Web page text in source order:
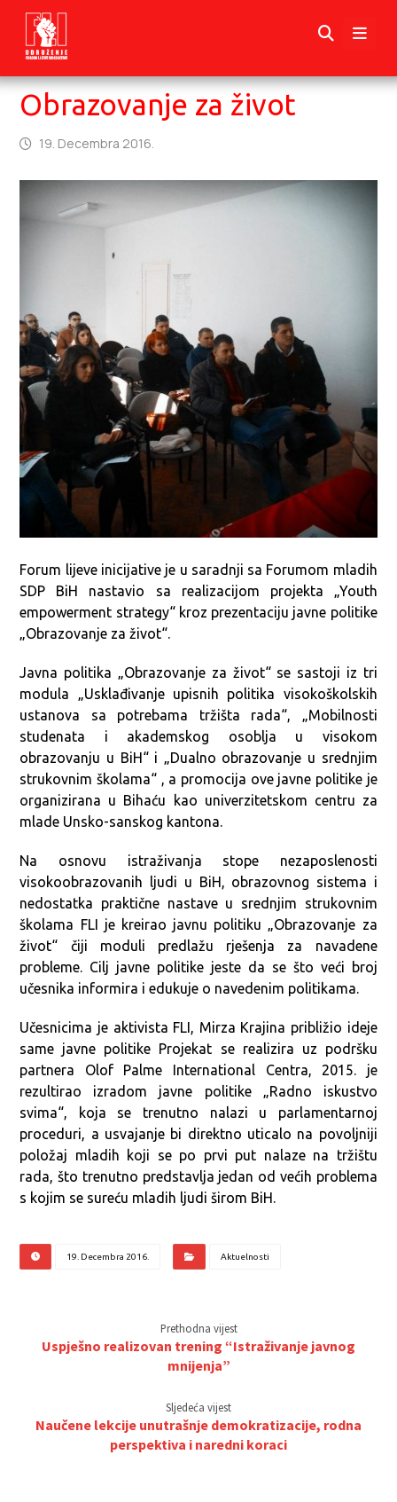
Obrazovanje za život
19. Decembra 2016.
Forum lijeve inicijative je u saradnji sa Forumom mladih
SDP BiH nastavio sa realizacijom projekta „Youth
empowerment strategy“ kroz prezentaciju javne politike
„Obrazovanje za život“.
Javna politika „Obrazovanje za život“ se sastoji iz tri
modula „Usklađivanje upisnih politika visokoškolskih
ustanova sa potrebama tržišta rada“, „Mobilnosti
studenata i akademskog osoblja u visokom
obrazovanju u BiH“ i „Dualno obrazovanje u srednjim
strukovnim školama“ , a promocija ove javne politike je
organizirana u Bihaću kao univerzitetskom centru za
mlade Unsko-sanskog kantona.
Na osnovu istraživanja stope nezaposlenosti
visokoobrazovanih ljudi u BiH, obrazovnog sistema i
nedostatka praktične nastave u srednjim strukovnim
školama FLI je kreirao javnu politiku „Obrazovanje za
život“ čiji moduli predlažu rješenja za navadene
probleme. Cilj javne politike jeste da se što veći broj
učesnika informira i edukuje o navedenim politikama.
Učesnicima je aktivista FLI, Mirza Krajina približio ideje
same javne politike Projekat se realizira uz podršku
partnera Olof Palme International Centra, 2015. je
rezultirao izradom javne politike „Radno iskustvo
svima“, koja se trenutno nalazi u parlamentarnoj
proceduri, a usvajanje bi direktno uticalo na povoljniji
položaj mladih koji se po prvi put nalaze na tržištu
rada, što trenutno predstavlja jedan od većih problema
s kojim se sureću mladih ljudi širom BiH.
19. Decembra 2016. Aktuelnosti
Prethodna vijest
Uspješno realizovan trening “Istraživanje javnog
mnijenja”
Sljedeća vijest
Naučene lekcije unutrašnje demokratizacije, rodna
perspektiva i naredni koraci